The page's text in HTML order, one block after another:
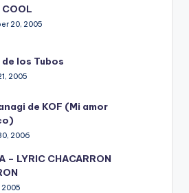
COOL
20, 2005
de los Tubos
2005
de KOF (Mi amor
2006
– LYRIC CHACARRON
2005